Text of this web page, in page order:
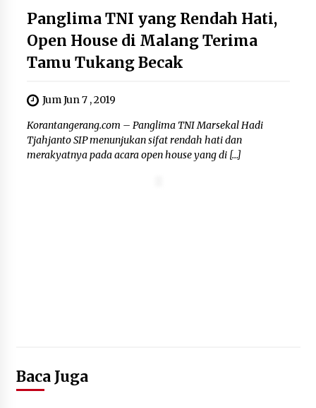
Panglima TNI yang Rendah Hati,
Open House di Malang Terima
Tamu Tukang Becak
Jum Jun 7 , 2019
Korantangerang.com – Panglima TNI Marsekal Hadi
Tjahjanto SIP menunjukan sifat rendah hati dan
merakyatnya pada acara open house yang di […]
Baca Juga